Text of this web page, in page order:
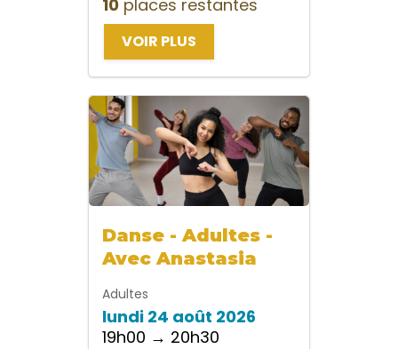
10 places restantes
VOIR PLUS
Danse - Adultes -
Avec Anastasia
Adultes
lundi 24 août 2026
19h00 → 20h30